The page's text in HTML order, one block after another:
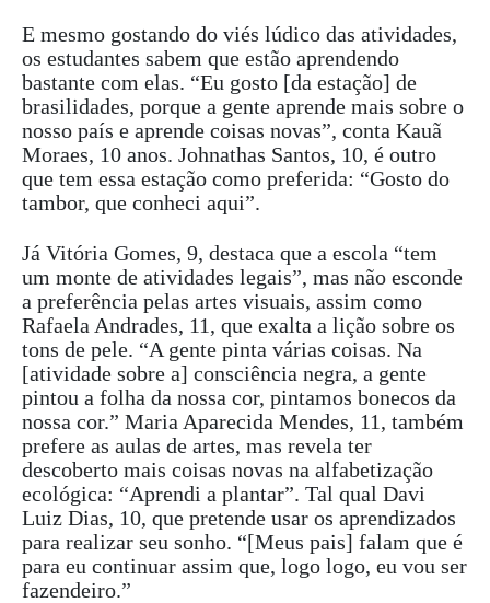
E mesmo gostando do viés lúdico das atividades,
os estudantes sabem que estão aprendendo
bastante com elas. “Eu gosto [da estação] de
brasilidades, porque a gente aprende mais sobre o
nosso país e aprende coisas novas”, conta Kauã
Moraes, 10 anos. Johnathas Santos, 10, é outro
que tem essa estação como preferida: “Gosto do
tambor, que conheci aqui”.
Já Vitória Gomes, 9, destaca que a escola “tem
um monte de atividades legais”, mas não esconde
a preferência pelas artes visuais, assim como
Rafaela Andrades, 11, que exalta a lição sobre os
tons de pele. “A gente pinta várias coisas. Na
[atividade sobre a] consciência negra, a gente
pintou a folha da nossa cor, pintamos bonecos da
nossa cor.” Maria Aparecida Mendes, 11, também
prefere as aulas de artes, mas revela ter
descoberto mais coisas novas na alfabetização
ecológica: “Aprendi a plantar”. Tal qual Davi
Luiz Dias, 10, que pretende usar os aprendizados
para realizar seu sonho. “[Meus pais] falam que é
para eu continuar assim que, logo logo, eu vou ser
fazendeiro.”